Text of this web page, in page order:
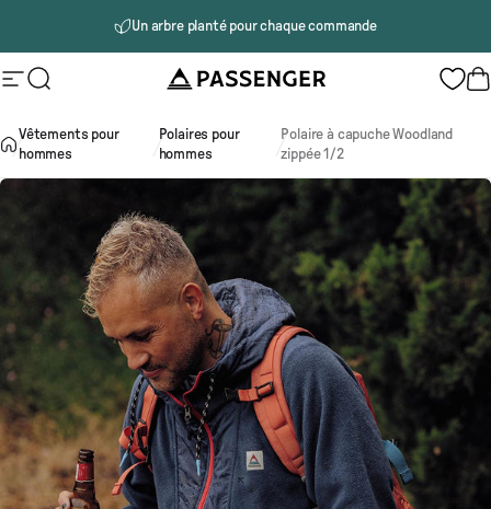
Un arbre planté pour chaque commande
Navigation
Rechercher Passenger
Vêtements pour
hommes
Polaires pour
hommes
Polaire à capuche Woodland
zippée 1/2